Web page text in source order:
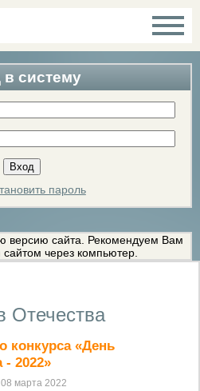
в систему
пароль
версию сайта. Рекомендуем Вам
через компьютер.
Отечества
конкурса «День
- 2022»
марта 2022